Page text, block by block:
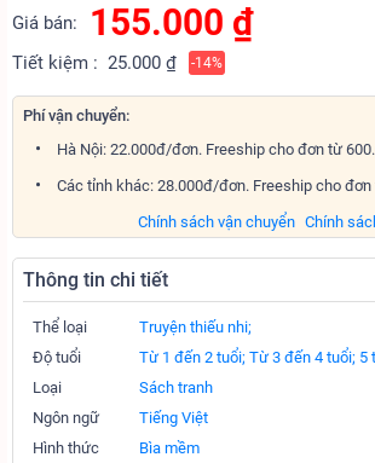
Giá bán:
155.000 ₫
Tiết kiệm : 25.000 ₫ -14%
Phí vận chuyển:
Hà Nội: 22.000đ/đơn. Freeship cho đơn từ
Các tỉnh khác: 28.000đ/đơn. Freeship cho
Chính
Chính sách vận chuyển
Thông tin chi tiết
Thể loại
Truyện thiếu nhi;
Độ tuổi
Từ 1 đến 2 tuổi; Từ 3 đến 4 tuổi; 5
Loại
Sách tranh
Ngôn ngữ
Tiếng Việt
Hình thức
Bìa mềm